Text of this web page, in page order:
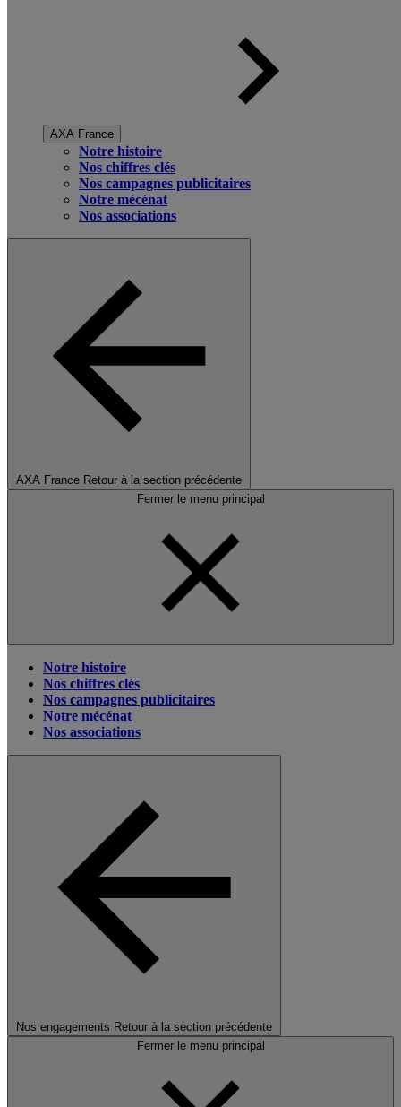
AXA France
Notre histoire
Nos chiffres clés
Nos campagnes publicitaires
Notre mécénat
Nos associations
AXA France Retour à la section précédente
Fermer le menu principal
Notre histoire
Nos chiffres clés
Nos campagnes publicitaires
Notre mécénat
Nos associations
Nos engagements Retour à la section précédente
Fermer le menu principal